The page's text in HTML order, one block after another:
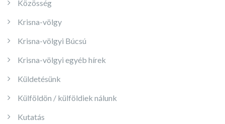
Közösség
Krisna-völgy
Krisna-völgyi Búcsú
Krisna-völgyi egyéb hírek
Küldetésünk
Külföldön / külföldiek nálunk
Kutatás